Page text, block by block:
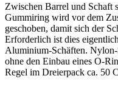
Zwischen Barrel und Schaft
Gummiring wird vor dem
geschoben, damit sich der
Erforderlich ist dies
Aluminium-Schäften.
ohne den Einbau eines O-
Regel im Dreierpack ca. 50